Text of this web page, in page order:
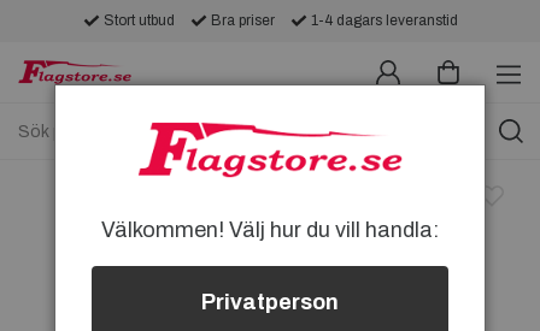
Stort utbud Bra priser 1-4 dagars leveranstid
Välkommen! Välj hur du vill handla:
Privatperson